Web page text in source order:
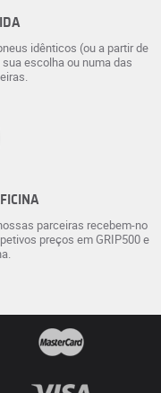
idênticos (ou a partir de
escolha ou numa das
parceiras recebem-no
preços em GRIP500 e